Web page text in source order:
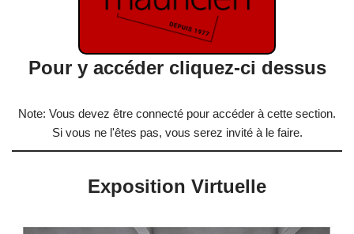
Pour y accéder cliquez-ci dessus
Note: Vous devez être connecté pour accéder à cette section.
Si vous ne l'êtes pas, vous serez invité à le faire.
Exposition Virtuelle